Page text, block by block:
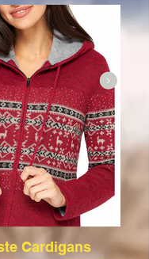
sondern
auch in der kalten
der Golfer. Diese
in einfarbig Natur und
Cardigans